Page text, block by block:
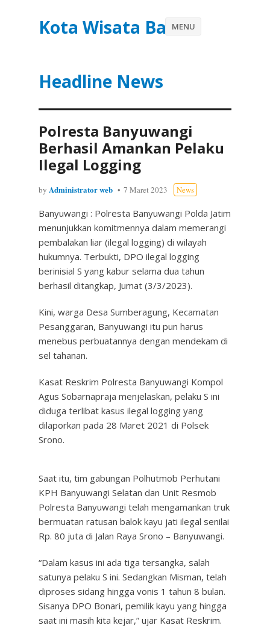
Kota Wisata Batu
Headline News
MENU
Polresta Banyuwangi
Berhasil Amankan Pelaku
Ilegal Logging
by Administrator web 7 Maret 2023 News
Banyuwangi : Polresta Banyuwangi Polda Jatim
menunjukkan komitmennya dalam memerangi
pembalakan liar (ilegal logging) di wilayah
hukumnya. Terbukti, DPO ilegal logging
berinisial S yang kabur selama dua tahun
berhasil ditangkap, Jumat (3/3/2023).
Kini, warga Desa Sumberagung, Kecamatan
Pesanggaran, Banyuwangi itu pun harus
menebus perbuatannya dengan mendekam di
sel tahanan.
Kasat Reskrim Polresta Banyuwangi Kompol
Agus Sobarnapraja menjelaskan, pelaku S ini
diduga terlibat kasus ilegal logging yang
dilaporkan pada 28 Maret 2021 di Polsek
Srono.
Saat itu, tim gabungan Polhutmob Perhutani
KPH Banyuwangi Selatan dan Unit Resmob
Polresta Banyuwangi telah mengamankan truk
bermuatan ratusan balok kayu jati ilegal senilai
Rp. 80 juta di Jalan Raya Srono – Banyuwangi.
“Dalam kasus ini ada tiga tersangka, salah
satunya pelaku S ini. Sedangkan Misman, telah
diproses sidang hingga vonis 1 tahun 8 bulan.
Sisanya DPO Bonari, pemilik kayu yang hingga
saat ini masih kita kejar,” ujar Kasat Reskrim.